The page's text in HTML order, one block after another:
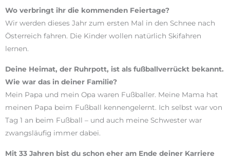
Wo verbringt ihr die kommenden Feiertage?
Wir werden dieses Jahr zum ersten Mal in den Schnee nach
Österreich fahren. Die Kinder wollen natürlich Skifahren
lernen.
Deine Heimat, der Ruhrpott, ist als fußballverrückt bekannt.
Wie war das in deiner Familie?
Mein Papa und mein Opa waren Fußballer. Meine Mama hat
meinen Papa beim Fußball kennengelernt. Ich selbst war von
Tag 1 an beim Fußball – und auch meine Schwester war
zwangsläufig immer dabei.
Mit 33 Jahren bist du schon eher am Ende deiner Karriere